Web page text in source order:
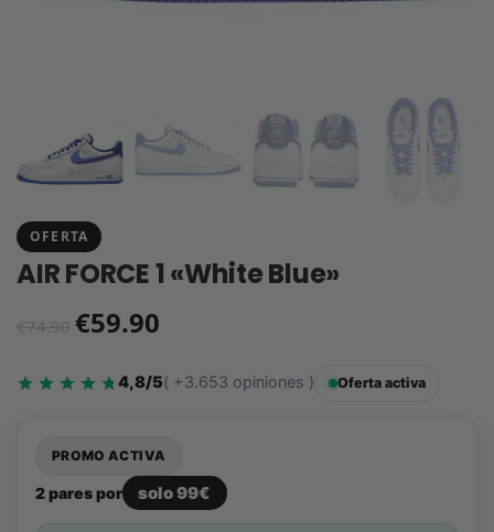
OFERTA
AIR FORCE 1 «White Blue»
€74.90 €59.90
4,8/5( +3.653 opiniones ) Oferta activa
PROMO ACTIVA
2 pares por solo 99€